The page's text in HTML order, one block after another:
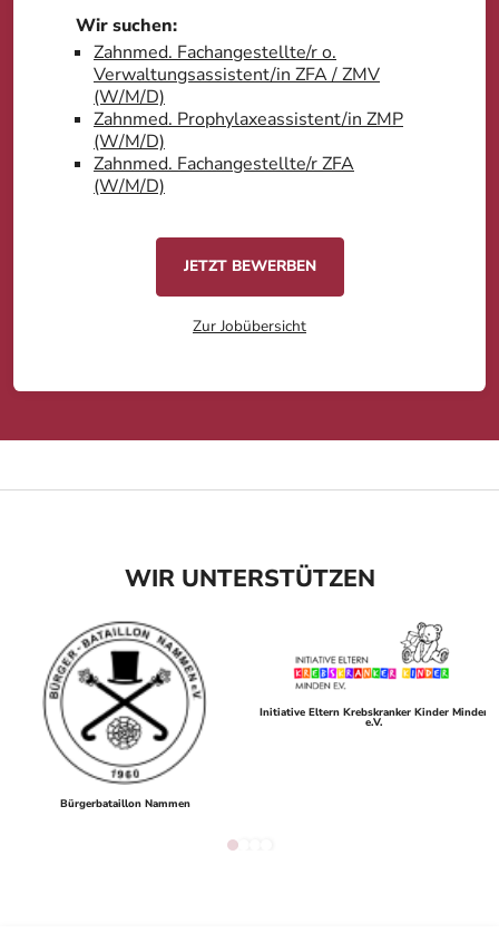
Wir suchen:
Zahnmed. Fachangestellte/r o.
Verwaltungsassistent/in ZFA / ZMV
(W/M/D)
Zahnmed. Prophylaxeassistent/in ZMP
(W/M/D)
Zahnmed. Fachangestellte/r ZFA
(W/M/D)
JETZT BEWERBEN
Zur Jobübersicht
WIR UNTERSTÜTZEN
Bürgerbataillon Nammen
Initiative Eltern Krebskranker Kinder Minden
e.V.